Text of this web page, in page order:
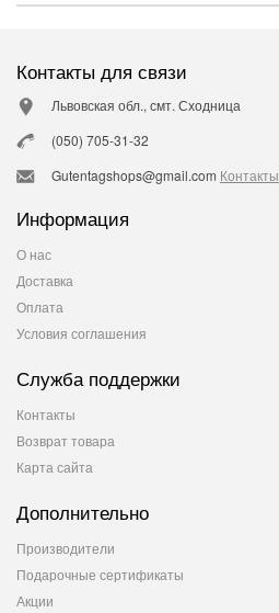
Контакты для связи
Львовская обл., смт. Сходница
(050) 705-31-32
Gutentagshops@gmail.com Контакты
Информация
О нас
Доставка
Оплата
Условия соглашения
Служба поддержки
Контакты
Возврат товара
Карта сайта
Дополнительно
Производители
Подарочные сертификаты
Акции